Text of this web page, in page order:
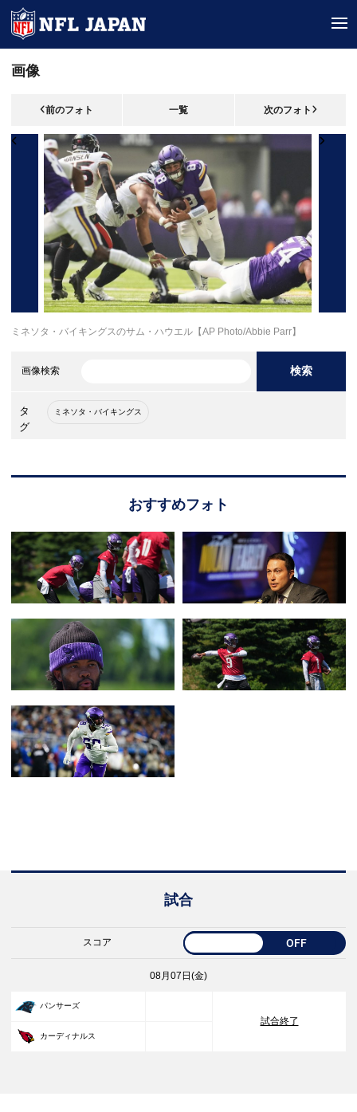
画像
前のフォト 一覧 次のフォト
ミネソタ・バイキングスのサム・ハウエル【AP Photo/Abbie Parr】
画像検索 検索
タ
グ
ミネソタ・バイキングス
おすすめフォト
試合
スコア OFF
08月07日(金)
パンサーズ
試合終了
カーディナルス